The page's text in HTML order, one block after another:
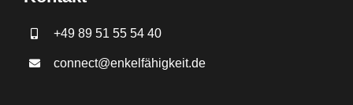
+49 89 51 55 54 40
connect@enkelfähigkeit.de